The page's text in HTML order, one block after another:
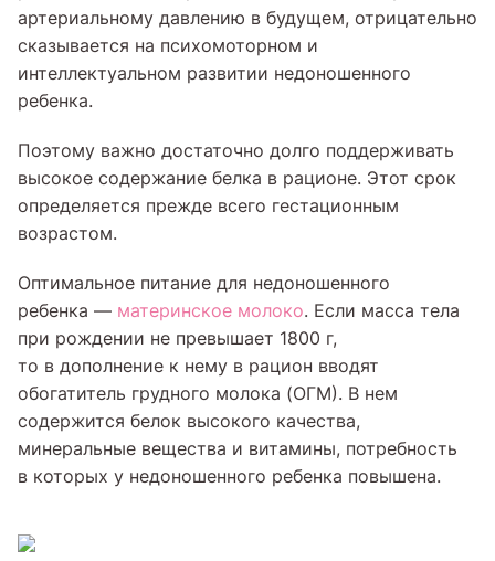
артериальному давлению в будущем, отрицательно
сказывается на психомоторном и
интеллектуальном развитии недоношенного
ребенка.
Поэтому важно достаточно долго поддерживать
высокое содержание белка в рационе. Этот срок
определяется прежде всего гестационным
возрастом.
Оптимальное питание для недоношенного
ребенка — материнское молоко. Если масса тела
при рождении не превышает 1800 г,
то в дополнение к нему в рацион вводят
обогатитель грудного молока (ОГМ). В нем
содержится белок высокого качества,
минеральные вещества и витамины, потребность
в которых у недоношенного ребенка повышена.